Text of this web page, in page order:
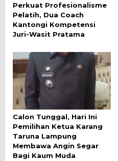
Perkuat Profesionalisme
Pelatih, Dua Coach
Kantongi Kompetensi
Juri-Wasit Pratama
Calon Tunggal, Hari Ini
Pemilihan Ketua Karang
Taruna Lampung
Membawa Angin Segar
Bagi Kaum Muda